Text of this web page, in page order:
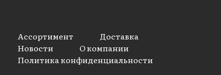
Ассортимент
Доставка
Новости
О компании
Политика конфиденциальности